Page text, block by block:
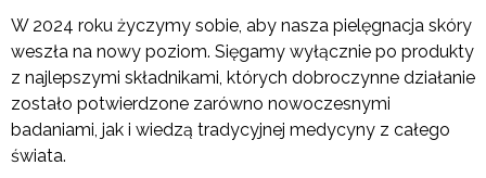
W 2024 roku życzymy sobie, aby nasza pielęgnacja skóry
weszła na nowy poziom. Sięgamy wyłącznie po produkty
z najlepszymi składnikami, których dobroczynne działanie
zostało potwierdzone zarówno nowoczesnymi
badaniami, jak i wiedzą tradycyjnej medycyny z całego
świata.